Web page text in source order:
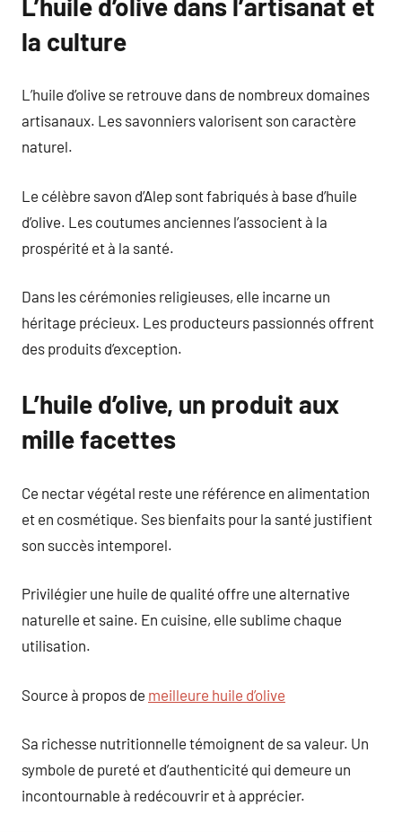
la culture
L’huile d’olive se retrouve dans de nombreux domaines
artisanaux. Les savonniers valorisent son caractère
naturel.
Le célèbre savon d’Alep sont fabriqués à base d’huile
d’olive. Les coutumes anciennes l’associent à la
prospérité et à la santé.
Dans les cérémonies religieuses, elle incarne un
héritage précieux. Les producteurs passionnés offrent
des produits d’exception.
L’huile d’olive, un produit aux
mille facettes
Ce nectar végétal reste une référence en alimentation
et en cosmétique. Ses bienfaits pour la santé justifient
son succès intemporel.
Privilégier une huile de qualité offre une alternative
naturelle et saine. En cuisine, elle sublime chaque
utilisation.
Source à propos de meilleure huile d’olive
Sa richesse nutritionnelle témoignent de sa valeur. Un
symbole de pureté et d’authenticité qui demeure un
incontournable à redécouvrir et à apprécier.